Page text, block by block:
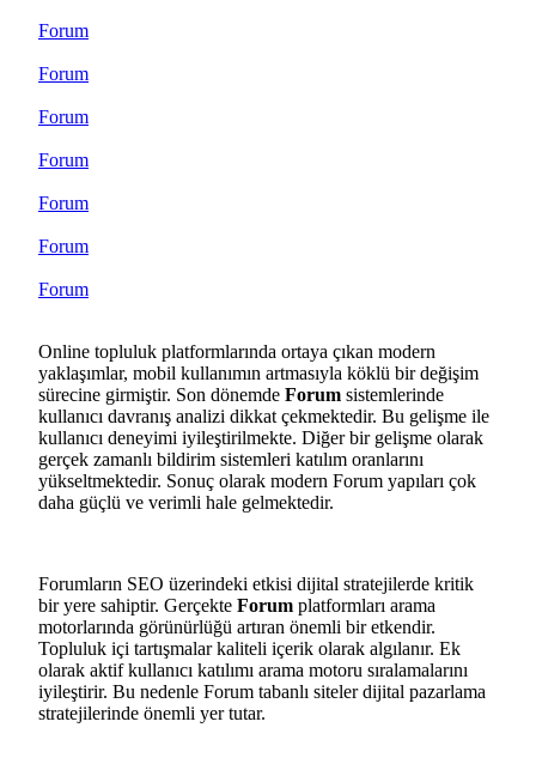
Forum
Forum
Forum
Forum
Forum
Forum
Forum
Online topluluk platformlarında ortaya çıkan modern
yaklaşımlar, mobil kullanımın artmasıyla köklü bir değişim
sürecine girmiştir. Son dönemde Forum sistemlerinde
kullanıcı davranış analizi dikkat çekmektedir. Bu gelişme ile
kullanıcı deneyimi iyileştirilmekte. Diğer bir gelişme olarak
gerçek zamanlı bildirim sistemleri katılım oranlarını
yükseltmektedir. Sonuç olarak modern Forum yapıları çok
daha güçlü ve verimli hale gelmektedir.
Forumların SEO üzerindeki etkisi dijital stratejilerde kritik
bir yere sahiptir. Gerçekte Forum platformları arama
motorlarında görünürlüğü artıran önemli bir etkendir.
Topluluk içi tartışmalar kaliteli içerik olarak algılanır. Ek
olarak aktif kullanıcı katılımı arama motoru sıralamalarını
iyileştirir. Bu nedenle Forum tabanlı siteler dijital pazarlama
stratejilerinde önemli yer tutar.